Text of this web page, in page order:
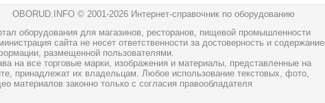
OBORUD.INFO © 2001-2026 Интернет-справочник по оборудованию
оборудования для магазинов, ресторанов, пищевой промышленности
сайта не несет ответственности за достоверность и содержание
размещенной пользователями.
на все торговые марки, изображения и материалы, представленные на
принадлежат их владельцам. Любое использование текстовых, фото,
материалов законно только с согласия правообладателя